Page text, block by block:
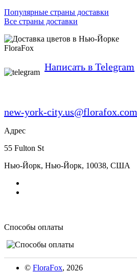
Популярные страны доставки
Все страны доставки
FloraFox
Написать в Telegram
new-york-city.us@florafox.com
Адрес
55 Fulton St
Нью-Йорк, Нью-Йорк, 10038, США
Способы оплаты
© FloraFox, 2026